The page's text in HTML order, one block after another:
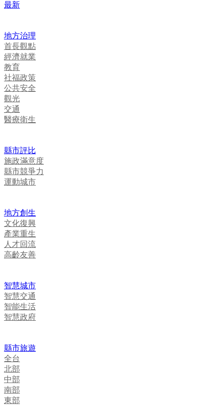
最新
地方治理
首長觀點
經濟就業
教育
社福政策
公共安全
觀光
交通
醫療衛生
縣市評比
施政滿意度
縣市競爭力
運動城市
地方創生
文化復興
產業重生
人才回流
高齡友善
智慧城市
智慧交通
智能生活
智慧政府
縣市旅遊
全台
北部
中部
南部
東部